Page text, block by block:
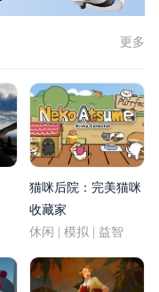
更多
猫咪后院：完美猫咪
收藏家
休闲 | 模拟 | 益智